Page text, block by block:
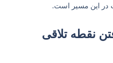
در این مسیر است.
نقطه تلاقی